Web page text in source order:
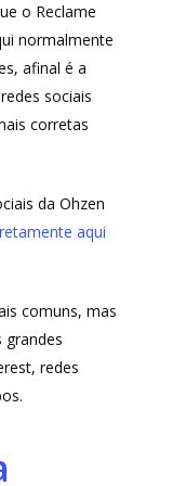
o Reclame
normalmente
afinal é a
sociais
corretas
da Ohzen
aqui
comuns, mas
redes
Cafésde lojas
Sofast
Electromarcas
DenimZero
ExtremeUV
Dunard
Moda Infantil
Indique uma
ACESSADOS